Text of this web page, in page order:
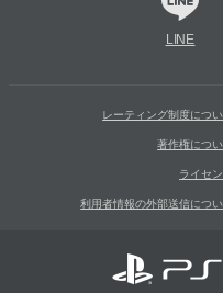
LINE
レーティング制度につ
著作権につ
ライセ
利用者情報の外部送信につ